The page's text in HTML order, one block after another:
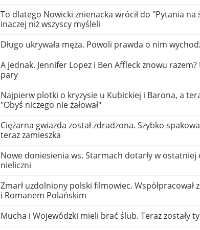
To dlatego Nowicki znienacka wrócił do "Pytania na
inaczej niż wszyscy myśleli
Długo ukrywała męża. Powoli prawda o nim
A jednak. Jennifer Lopez i Ben Affleck znowu
pary
Najpierw plotki o kryzysie u Kubickiej i Barona, a
"Obyś niczego nie żałował"
Ciężarna gwiazda został zdradzona. Szybko
teraz zamieszka
Nowe doniesienia ws. Starmach dotarły w ostatniej
nieliczni
Zmarł uzdolniony polski filmowiec. Współpracował
i Romanem Polańskim
Mucha i Wojewódzki mieli brać ślub. Teraz zostały